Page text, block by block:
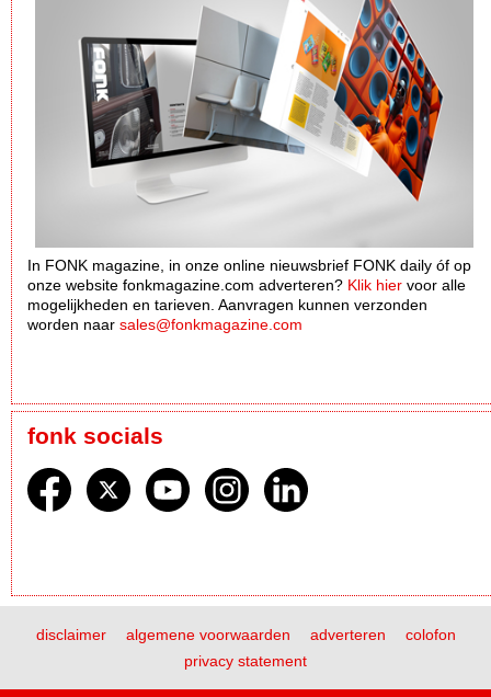
In FONK magazine, in onze online nieuwsbrief FONK daily óf op
onze website fonkmagazine.com adverteren? Klik hier voor alle
mogelijkheden en tarieven. Aanvragen kunnen verzonden
worden naar sales@fonkmagazine.com
fonk socials
disclaimer algemene voorwaarden adverteren
colofon
privacy statement